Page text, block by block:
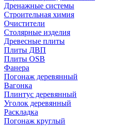
Дренажные системы
Строительная химия
Очистители
Столярные изделия
Древесные плиты
Плиты ДВП
Плиты OSB
Фанера
Погонаж деревянный
Вагонка
Плинтус деревянный
Уголок деревянный
Раскладка
Погонаж круглый